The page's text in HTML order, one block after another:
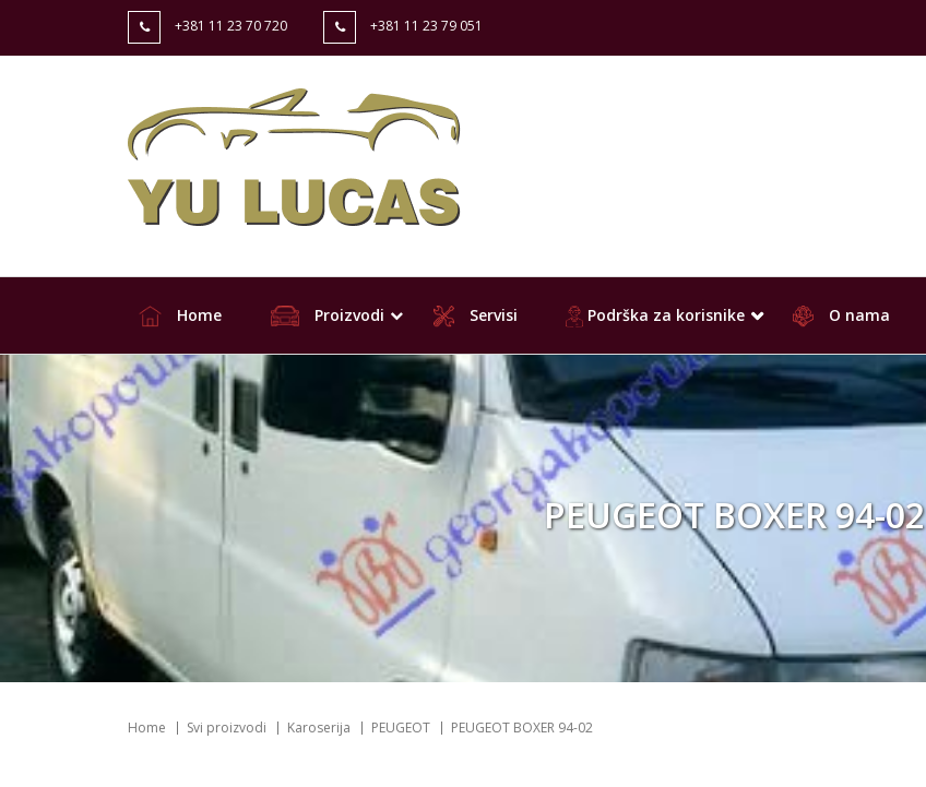
+381 11 23 70 720 +381 11 23 79 051
Home Proizvodi Servisi Podrška za korisnike O nama
PEUGEOT BOXER 94-02
Home Svi proizvodi Karoserija PEUGEOT PEUGEOT BOXER 94-02